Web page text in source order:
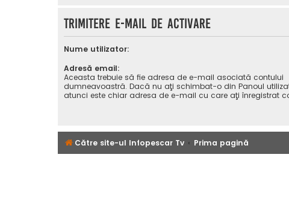
Trimitere e-mail de activare
Nume utilizator:
Adresă email:
Aceasta trebuie să fie adresa de e-mail asociată contului
dumneavoastră. Dacă nu aţi schimbat-o din Panoul
atunci este chiar adresa de e-mail cu care aţi înregistrat
Către site-ul Infopescar Tv Prima pagină